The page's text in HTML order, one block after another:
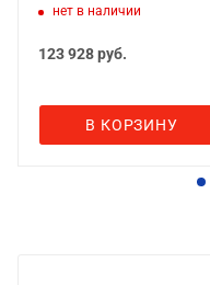
VISCOMAT FLOWMAT 230/3
нет в наличии
123 928руб.
В КОРЗИНУ